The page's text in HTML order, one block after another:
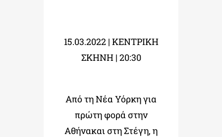
15.03.2022 | ΚΕΝΤΡΙΚΗ
ΣΚΗΝΗ | 20:30
Από τη Νέα Υόρκη για
πρώτη φορά στην
Αθήνακαι στη Στέγη, η